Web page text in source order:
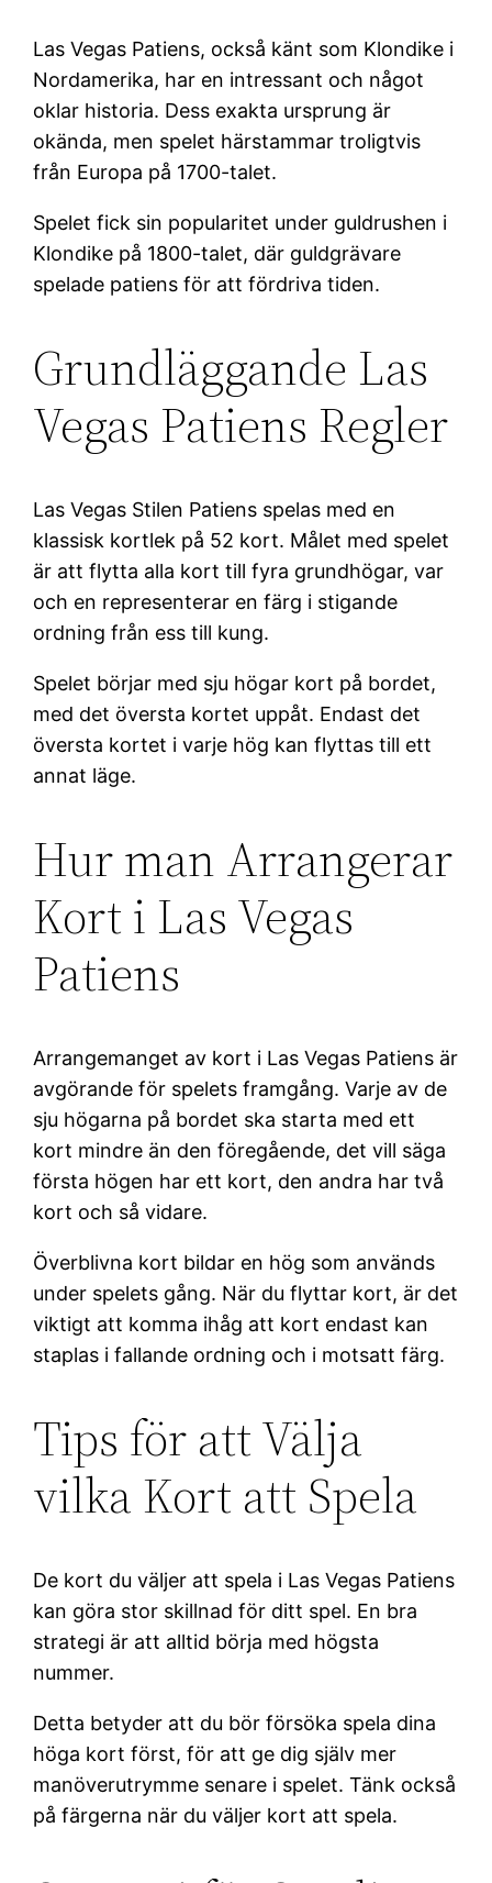
Las Vegas Patiens, också känt som Klondike i
Nordamerika, har en intressant och något
oklar historia. Dess exakta ursprung är
okända, men spelet härstammar troligtvis
från Europa på 1700-talet.
Spelet fick sin popularitet under guldrushen i
Klondike på 1800-talet, där guldgrävare
spelade patiens för att fördriva tiden.
Grundläggande Las
Vegas Patiens Regler
Las Vegas Stilen Patiens spelas med en
klassisk kortlek på 52 kort. Målet med spelet
är att flytta alla kort till fyra grundhögar, var
och en representerar en färg i stigande
ordning från ess till kung.
Spelet börjar med sju högar kort på bordet,
med det översta kortet uppåt. Endast det
översta kortet i varje hög kan flyttas till ett
annat läge.
Hur man Arrangerar
Kort i Las Vegas
Patiens
Arrangemanget av kort i Las Vegas Patiens är
avgörande för spelets framgång. Varje av de
sju högarna på bordet ska starta med ett
kort mindre än den föregående, det vill säga
första högen har ett kort, den andra har två
kort och så vidare.
Överblivna kort bildar en hög som används
under spelets gång. När du flyttar kort, är det
viktigt att komma ihåg att kort endast kan
staplas i fallande ordning och i motsatt färg.
Tips för att Välja
vilka Kort att Spela
De kort du väljer att spela i Las Vegas Patiens
kan göra stor skillnad för ditt spel. En bra
strategi är att alltid börja med högsta
nummer.
Detta betyder att du bör försöka spela dina
höga kort först, för att ge dig själv mer
manöverutrymme senare i spelet. Tänk också
på färgerna när du väljer kort att spela.